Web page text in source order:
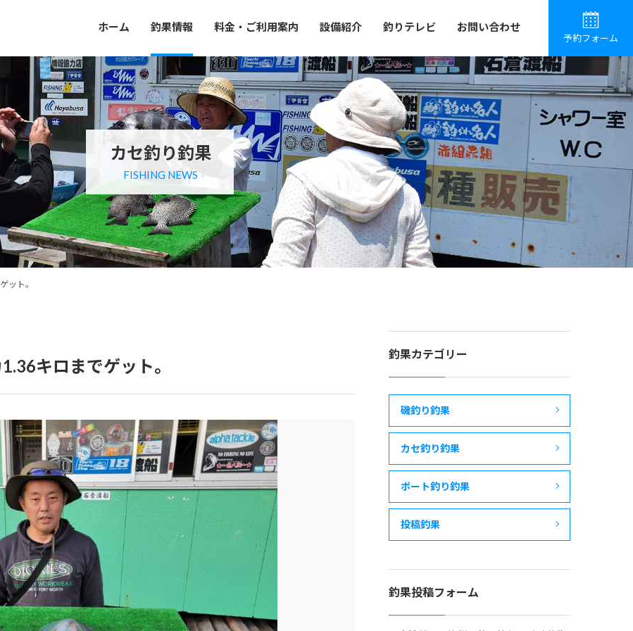
ホーム 釣果情報 料金・ご利用案内 設備紹介 釣りテレビ お問い合わせ
予約フォーム
カセ釣り釣果
FISHING NEWS
ット。
キロまでゲット。
釣果カテゴリー
磯釣り釣果
カセ釣り釣果
ボート釣り釣果
投稿釣果
釣果投稿フォーム